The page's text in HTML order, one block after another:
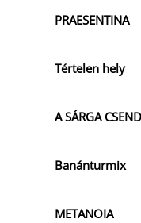
PRAESENTINA
Tértelen hely
A SÁRGA
Banánturmix
METANOIA